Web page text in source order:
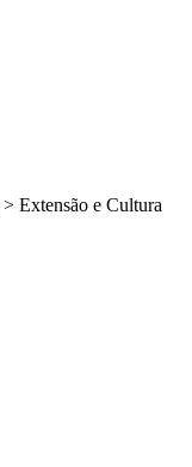
> Extensão e Cultura